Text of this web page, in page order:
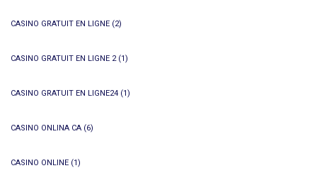
CASINO GRATUIT EN LIGNE (2)
CASINO GRATUIT EN LIGNE 2(1)
CASINO GRATUIT EN LIGNE24 (1)
CASINO ONLINA CA (6)
CASINO ONLINE (1)